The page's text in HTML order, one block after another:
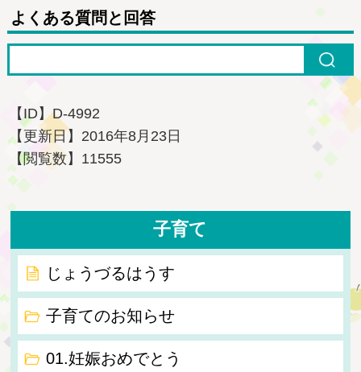
よくある質問と回答
【ID】D-4992
【更新日】 2016年8月23日
【閲覧数】 11555
子育て
じょうづるはうす
子育てのお知らせ
01.妊娠おめでとう